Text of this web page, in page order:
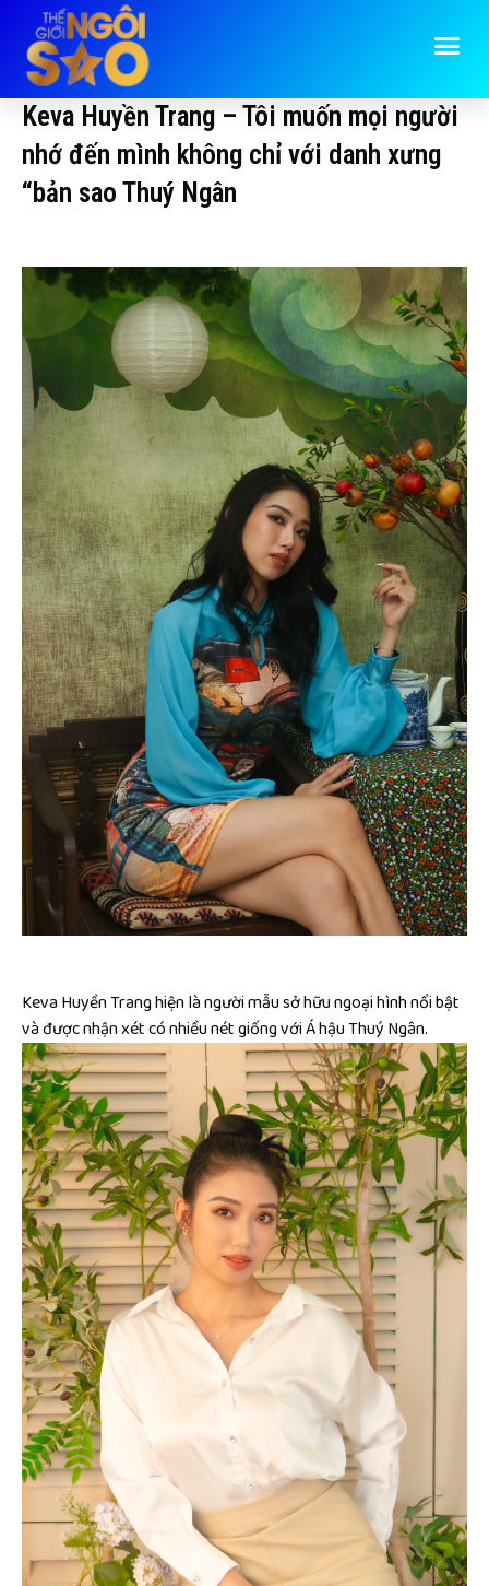
Keva Huyền Trang – Tôi muốn mọi người
nhớ đến mình không chỉ với danh xưng
“bản sao Thuý Ngân
Keva Huyền Trang hiện là người mẫu sở hữu ngoại hình nổi bật
và được nhận xét có nhiều nét giống với Á hậu Thuý Ngân.